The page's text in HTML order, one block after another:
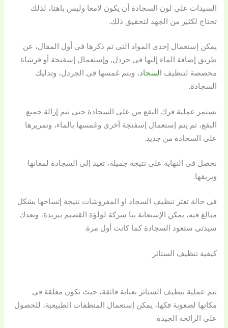
السيدات على لون السجادة أن يكون لامعا وليس باهتا، لذلك
تحتاج لكثير من الجهد لتحقيق ذلك.
يمكن إستعمال إحدى المواد التى تم ذكرها فى أول المقال، عن
طريق إضافة الماء إليها فى جردل, وإستعمال إسفنجة أو فرشاة
مخصصة لتنظيف السجاد، ويتم غمسها فى الجردل، وتدليك
السجادة.
تستمر عملية فرك البقع من على السجادة حتى تتم إزالة جميع
البقع، ثم يتم إستعمال إسفنجة أخرى وغمسها بالماء، وتمريرها
على السجادة من جديد.
نحصل فى النهاية على نتيجة جميلة، تعيد إلى السجادة لمعانها
وبريقها.
فى حالة تعثر تنظيف السجاد او المفروشات نتيجة إتساخها بشكل
مبالغ فيه، يمكن الإستعانة بنا شركة لؤلؤة القصيم ببريدة، ونعدك
سيدتى ستعود السجادة كما كانت أول مرة.
كيفية تنظيف الستائر
تتم عملية تنظيف الستائر بعناية فائقة، حيث تكون معلقة فى
مكانها لصعوبة فكها، يمكن إستعمال المنظفات الطبيعية، للحصول
على الرائحة الجيدة.